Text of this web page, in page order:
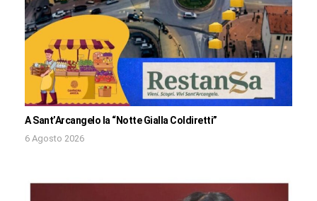
A Sant’Arcangelo la “Notte Gialla Coldiretti”
6 Agosto 2026